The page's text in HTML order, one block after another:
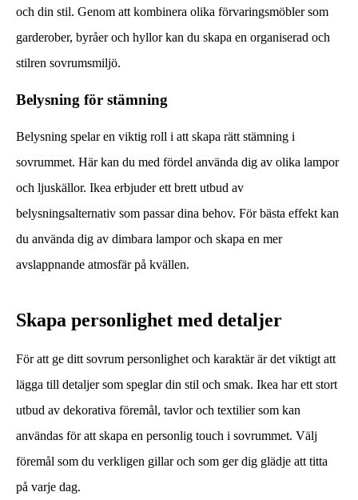
och din stil. Genom att kombinera olika förvaringsmöbler som
garderober, byråer och hyllor kan du skapa en organiserad och
stilren sovrumsmiljö.
Belysning för stämning
Belysning spelar en viktig roll i att skapa rätt stämning i
sovrummet. Här kan du med fördel använda dig av olika lampor
och ljuskällor. Ikea erbjuder ett brett utbud av
belysningsalternativ som passar dina behov. För bästa effekt kan
du använda dig av dimbara lampor och skapa en mer
avslappnande atmosfär på kvällen.
Skapa personlighet med detaljer
För att ge ditt sovrum personlighet och karaktär är det viktigt att
lägga till detaljer som speglar din stil och smak. Ikea har ett stort
utbud av dekorativa föremål, tavlor och textilier som kan
användas för att skapa en personlig touch i sovrummet. Välj
föremål som du verkligen gillar och som ger dig glädje att titta
på varje dag.